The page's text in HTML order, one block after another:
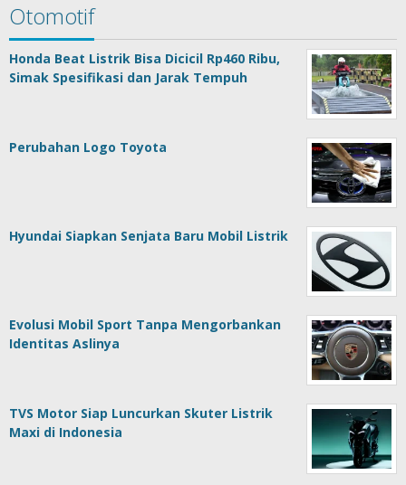
Otomotif
Honda Beat Listrik Bisa Dicicil Rp460 Ribu,
Simak Spesifikasi dan Jarak Tempuh
Perubahan Logo Toyota
Hyundai Siapkan Senjata Baru Mobil Listrik
Evolusi Mobil Sport Tanpa Mengorbankan
Identitas Aslinya
TVS Motor Siap Luncurkan Skuter Listrik
Maxi di Indonesia